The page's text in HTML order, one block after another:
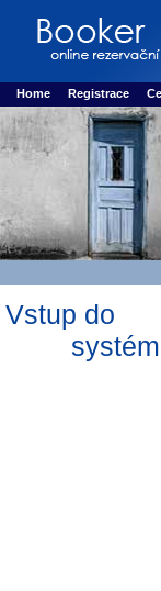
Rezervujse - Port�l pro
Home Registrace
Vstup do